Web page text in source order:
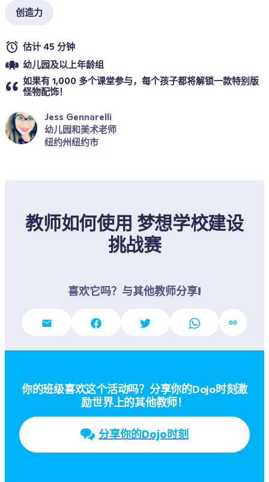
创造力
估计 45 分钟
幼儿园及以上年龄组
如果有 1,000 多个课堂参与，每个孩子都将解锁一款特别版
怪物配饰！
Jess Gennarelli
幼儿园和美术老师
纽约州纽约市
教师如何使用 梦想学校建设
挑战赛
喜欢它吗？与其他教师分享!
你的班级喜欢这个活动吗？分享你的Dojo时刻激
励世界上的其他教师！
分享你的Dojo时刻